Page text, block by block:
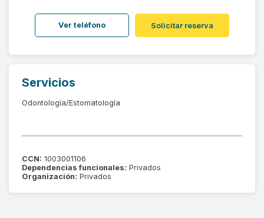
Ver teléfono Solicitar reserva
Servicios
Odontología/Estomatología
CCN: 1003001106
Dependencias funcionales: Privados
Organización: Privados